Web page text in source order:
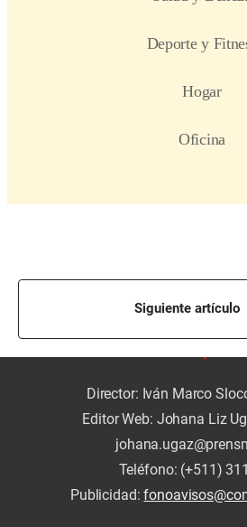
Siguiente artículo
Director: Iván Marco
Editor Web: Johana Liz
Teléfono: (+511)
Publicidad: